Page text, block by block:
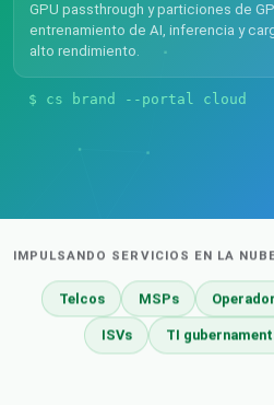
GPU passthrough y particiones de
entrenamiento de AI, inferencia y
alto rendimiento.
$ cs brand --portal
IMPULSANDO SERVICIOS EN LA
Telcos MSPs
ISVs TI